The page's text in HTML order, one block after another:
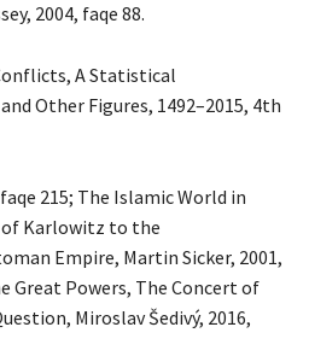
2004, faqe 88.
A Statistical
Other Figures, 1492–2015, 4th
215; The Islamic World in
of Karlowitz to the
Empire, Martin Sicker, 2001,
Great Powers, The Concert of
Miroslav Šedivý, 2016,